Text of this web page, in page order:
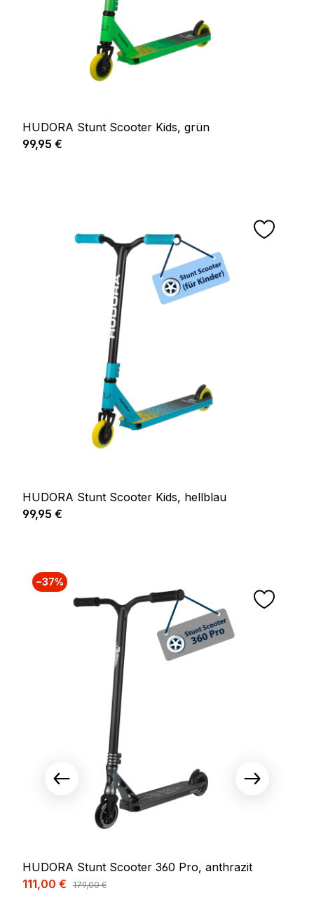
HUDORA Stunt Scooter Kids, grün
Regulärer Preis:
99,95 €
HUDORA Stunt Scooter Kids, hellblau
Regulärer Preis:
99,95 €
−37%
HUDORA Stunt Scooter 360 Pro, anthrazit
Verkaufspreis:
111,00 € Regulärer Preis:
179,00 €